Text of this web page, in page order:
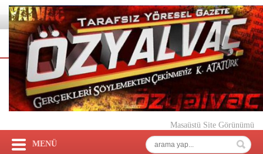
Masaüstü Site Görünümü
MENÜ